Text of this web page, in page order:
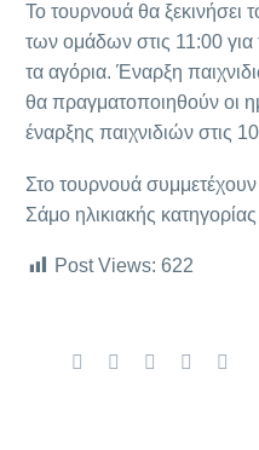
Το τουρνουά θα ξεκινήσει
των ομάδων στις 11:00 για
τα αγόρια. Έναρξη
θα πραγματοποιηθούν οι
έναρξης παιχνιδιών στις
Στο τουρνουά
Σάμο ηλικιακής
Post Views: 622